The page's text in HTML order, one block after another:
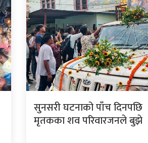
सुनसरी घटनाको पाँच दिनपछि
मृतकका शव परिवारजनले बुझे